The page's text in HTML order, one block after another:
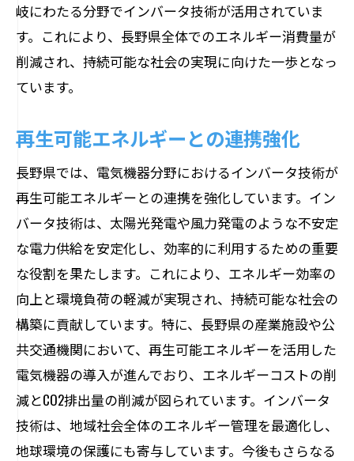
岐にわたる分野でインバータ技術が活用されていま
す。これにより、長野県全体でのエネルギー消費量が
削減され、持続可能な社会の実現に向けた一歩となっ
ています。
再生可能エネルギーとの連携強化
長野県では、電気機器分野におけるインバータ技術が
再生可能エネルギーとの連携を強化しています。イン
バータ技術は、太陽光発電や風力発電のような不安定
な電力供給を安定化し、効率的に利用するための重要
な役割を果たします。これにより、エネルギー効率の
向上と環境負荷の軽減が実現され、持続可能な社会の
構築に貢献しています。特に、長野県の産業施設や公
共交通機関において、再生可能エネルギーを活用した
電気機器の導入が進んでおり、エネルギーコストの削
減とCO2排出量の削減が図られています。インバータ
技術は、地域社会全体のエネルギー管理を最適化し、
地球環境の保護にも寄与しています。今後もさらなる